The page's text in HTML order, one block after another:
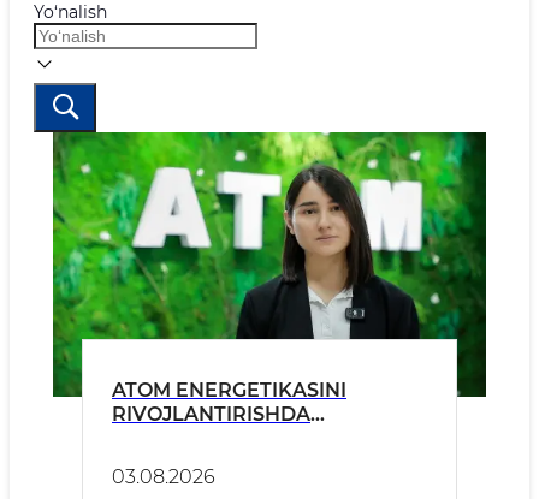
Yo‘nalish
ATOM ENERGETIKASINI
RIVOJLANTIRISHDA
O‘RNI
03.08.2026